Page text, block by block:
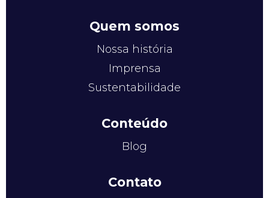
Quem somos
Nossa história
Imprensa
Sustentabilidade
Conteúdo
Blog
Contato